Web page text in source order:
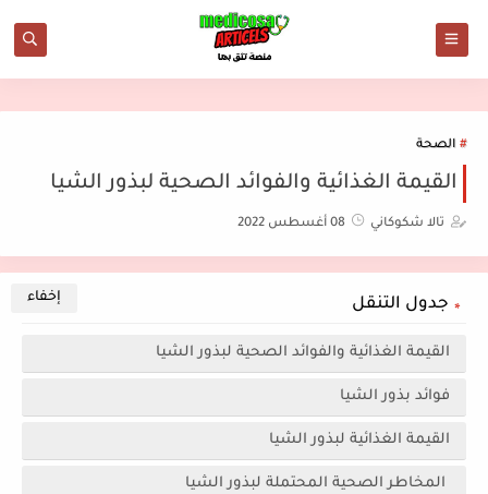
الصحة
القيمة الغذائية والفوائد الصحية لبذور الشيا
تالا شكوكاني 08 أغسطس 2022
جدول التنقل
القيمة الغذائية والفوائد الصحية لبذور الشيا
فوائد بذور الشيا
القيمة الغذائية لبذور الشيا
المخاطر الصحية المحتملة لبذور الشيا